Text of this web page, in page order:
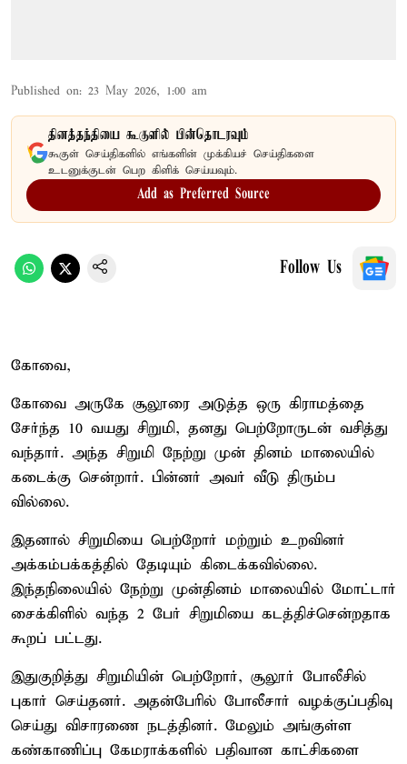
Published on: 23 May 2026, 1:00 am
தினத்தந்தியை கூகுளில் பின்தொடரவும்
கூகுள் செய்திகளில் எங்களின் முக்கியச் செய்திகளை
உடனுக்குடன் பெற கிளிக் செய்யவும்.
Add as Preferred Source
Follow Us
கோவை,
கோவை அருகே சூலூரை அடுத்த ஒரு கிராமத்தை
சேர்ந்த 10 வயது சிறுமி, தனது பெற்றோருடன் வசித்து
வந்தார். அந்த சிறுமி நேற்று முன் தினம் மாலையில்
கடைக்கு சென்றார். பின்னர் அவர் வீடு திரும்ப
வில்லை.
இதனால் சிறுமியை பெற்றோர் மற்றும் உறவினர்
அக்கம்பக்கத்தில் தேடியும் கிடைக்கவில்லை.
இந்தநிலையில் நேற்று முன்தினம் மாலையில் மோட்டார்
சைக்கிளில் வந்த 2 பேர் சிறுமியை கடத்திச்சென்றதாக
கூறப் பட்டது.
இதுகுறித்து சிறுமியின் பெற்றோர், சூலூர் போலீசில்
புகார் செய்தனர். அதன்பேரில் போலீசார் வழக்குப்பதிவு
செய்து விசாரணை நடத்தினர். மேலும் அங்குள்ள
கண்காணிப்பு கேமராக்களில் பதிவான காட்சிகளை